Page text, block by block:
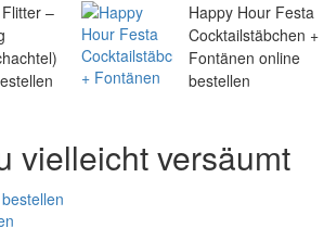
–
Happy Hour Festa
Cocktailstäbchen +
Fontänen online
bestellen
vielleicht versäumt